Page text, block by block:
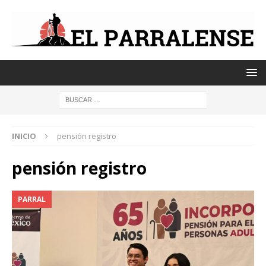
INICIO pensión registro
pensión registro
PARRAL